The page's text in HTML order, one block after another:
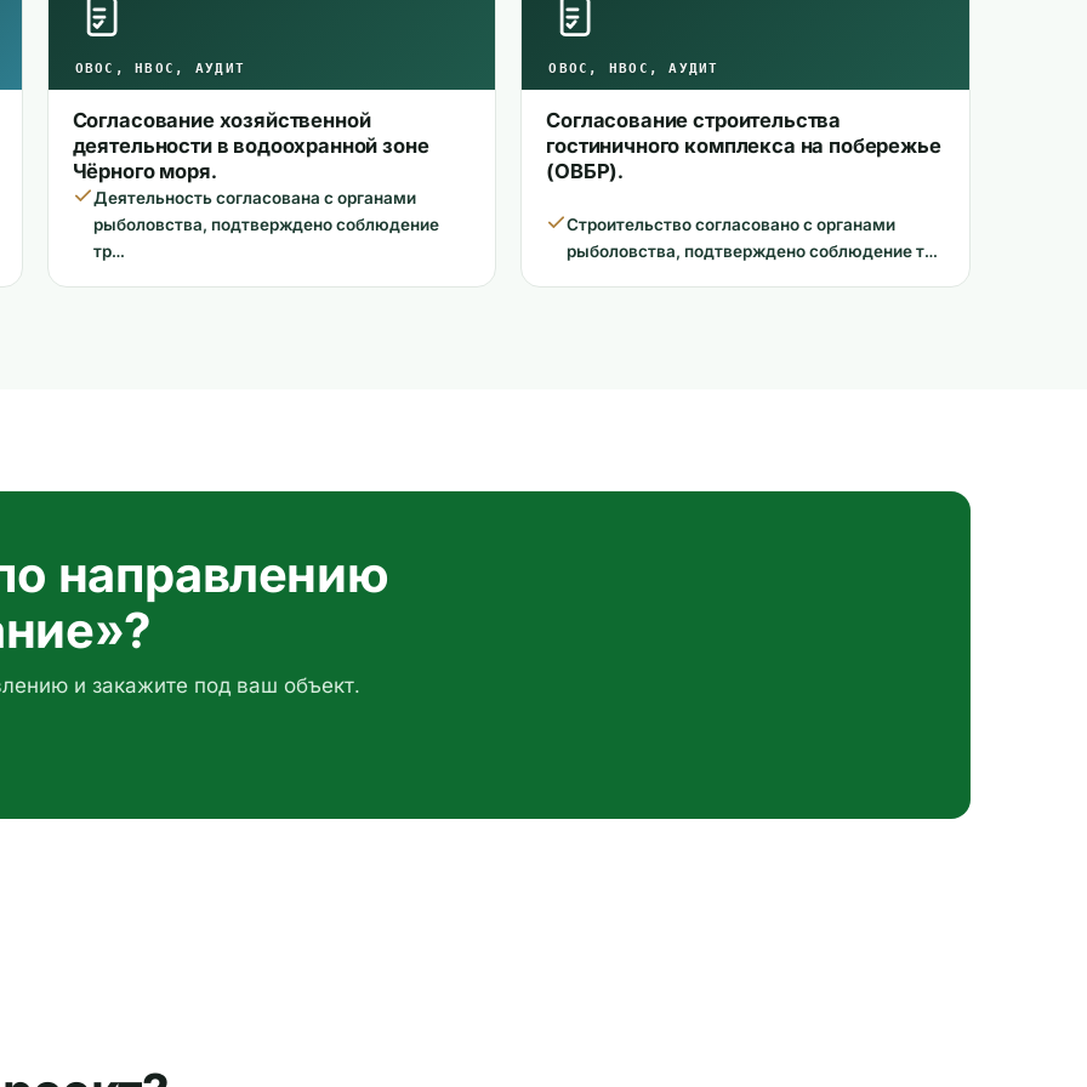
ОВОС, НВОС, АУДИТ
Согласование хозяйственной
деятельности в водоохранной зоне
Чёрного моря.
Деятельность согласована с органами
рыболовства, подтверждено соблюдение
тр…
ОВОС, НВОС, АУДИТ
Согласование строительства
гостиничного комплекса на побережье
(ОВБР).
Строительство согласовано с органами
рыболовства, подтверждено соблюдение т…
направлению
и закажите под ваш объект.